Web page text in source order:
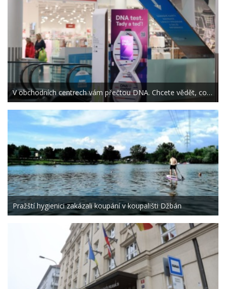
V obchodních centrech vám přečtou DNA. Chcete vědět, co…
Pražští hygienici zakázali koupání v koupališti Džbán